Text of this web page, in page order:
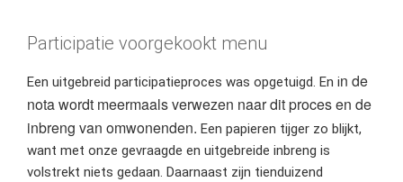
Participatie voorgekookt menu
Een uitgebreid participatieproces was opgetuigd. En in de
nota wordt meermaals verwezen naar dit proces en de
inbreng van omwonenden. Een papieren tijger zo blijkt,
want met onze gevraagde en uitgebreide inbreng is
volstrekt niets gedaan. Daarnaast zijn tienduizend